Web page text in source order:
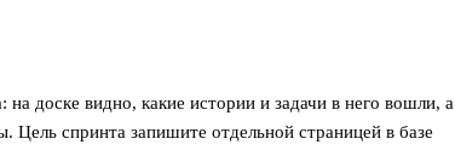
доске видно, какие истории и задачи в него вошли, а
Цель спринта запишите отдельной страницей в базе